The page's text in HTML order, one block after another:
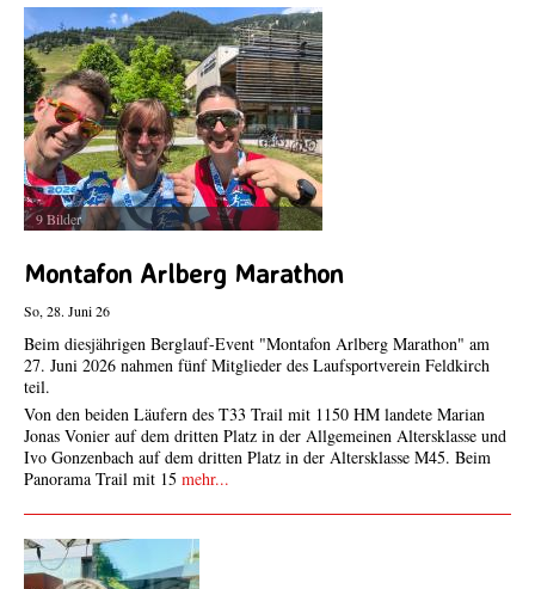
9 Bilder
Montafon Arlberg Marathon
So, 28. Juni 26
Beim diesjährigen Berglauf-Event "Montafon Arlberg Marathon" am
27. Juni 2026 nahmen fünf Mitglieder des Laufsportverein Feldkirch
teil.
Von den beiden Läufern des T33 Trail mit 1150 HM landete Marian
Jonas Vonier auf dem dritten Platz in der Allgemeinen Altersklasse und
Ivo Gonzenbach auf dem dritten Platz in der Altersklasse M45. Beim
Panorama Trail mit 15 mehr...